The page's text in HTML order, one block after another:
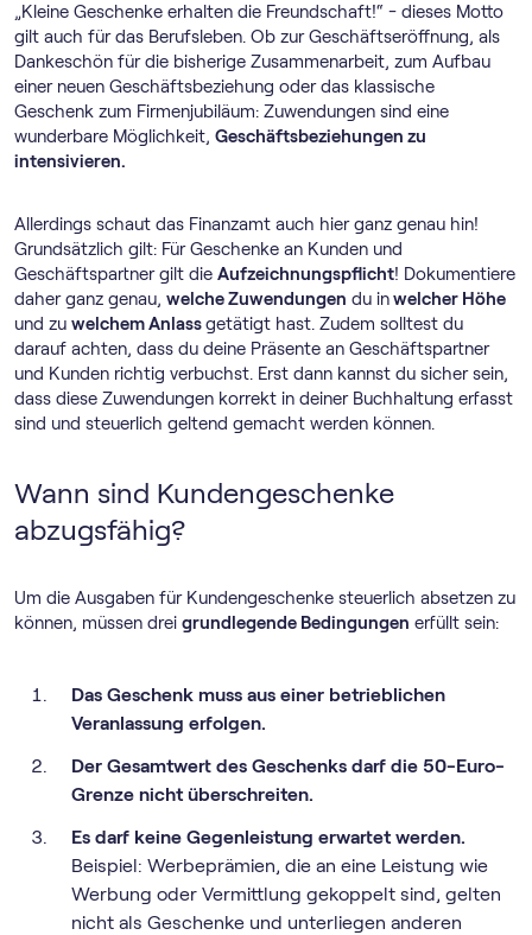
„Kleine Geschenke erhalten die Freundschaft!“ - dieses Motto
gilt auch für das Berufsleben. Ob zur Geschäftseröffnung, als
Dankeschön für die bisherige Zusammenarbeit, zum Aufbau
einer neuen Geschäftsbeziehung oder das klassische
Geschenk zum Firmenjubiläum: Zuwendungen sind eine
wunderbare Möglichkeit, Geschäftsbeziehungen zu
intensivieren.
Allerdings schaut das Finanzamt auch hier ganz genau hin!
Grundsätzlich gilt: Für Geschenke an Kunden und
Geschäftspartner gilt die Aufzeichnungspflicht! Dokumentiere
daher ganz genau, welche Zuwendungen du inwelcher Höhe
und zu welchem Anlassgetätigt hast. Zudem solltest du
darauf achten, dass du deine Präsente an Geschäftspartner
und Kunden richtig verbuchst. Erst dann kannst du sicher sein,
dass diese Zuwendungen korrekt in deiner Buchhaltung erfasst
sind und steuerlich geltend gemacht werden können.
Wann sind Kundengeschenke
abzugsfähig?
Um die Ausgaben für Kundengeschenke steuerlich absetzen zu
können, müssen drei grundlegende Bedingungen erfüllt sein:
Das Geschenk muss aus einer betrieblichen
Veranlassung erfolgen.
Der Gesamtwert des Geschenks darf die 50-Euro-
Grenze nicht überschreiten.
Es darf keine Gegenleistung erwartet werden.
Beispiel: Werbeprämien, die an eine Leistung wie
Werbung oder Vermittlung gekoppelt sind, gelten
nicht als Geschenke und unterliegen anderen